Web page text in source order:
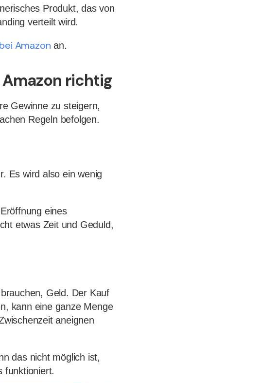
Produkt, das von
verteilt wird.
Amazon an.
Amazon richtig
Gewinne zu steigern,
Regeln befolgen.
Es wird also ein wenig
eines
etwas Zeit und Geduld,
Geld. Der Kauf
kann eine ganze Menge
aneignen
das nicht möglich ist,
funktioniert.